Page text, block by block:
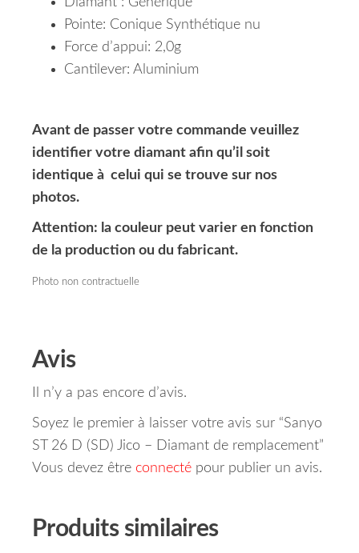
Pointe: Conique Synthétique nu
Force d’appui: 2,0g
Cantilever: Aluminium
Avant de passer votre commande veuillez
identifier votre diamant afin qu’il soit
identique à celui qui se trouve sur nos
photos.
Attention: la couleur peut varier en fonction
de la production ou du fabricant.
Photo non contractuelle
Avis
Il n’y a pas encore d’avis.
Soyez le premier à laisser votre avis sur “Sanyo
ST 26 D (SD) Jico – Diamant de remplacement”
Vous devez être connecté pour publier un avis.
Produits similaires